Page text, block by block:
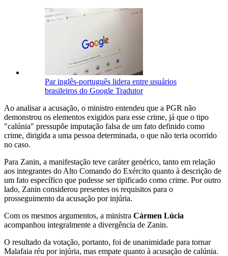
Par inglês-português lidera entre usuários
brasileiros do Google Tradutor
Ao analisar a acusação, o ministro entendeu que a PGR não
demonstrou os elementos exigidos para esse crime, já que o tipo
"calúnia" pressupõe imputação falsa de um fato definido como
crime, dirigida a uma pessoa determinada, o que não teria ocorrido
no caso.
Para Zanin, a manifestação teve caráter genérico, tanto em relação
aos integrantes do Alto Comando do Exército quanto à descrição de
um fato específico que pudesse ser tipificado como crime. Por outro
lado, Zanin considerou presentes os requisitos para o
prosseguimento da acusação por injúria.
Com os mesmos argumentos, a ministra Cármen Lúcia
acompanhou integralmente a divergência de Zanin.
O resultado da votação, portanto, foi de unanimidade para tornar
Malafaia réu por injúria, mas empate quanto à acusação de calúnia.